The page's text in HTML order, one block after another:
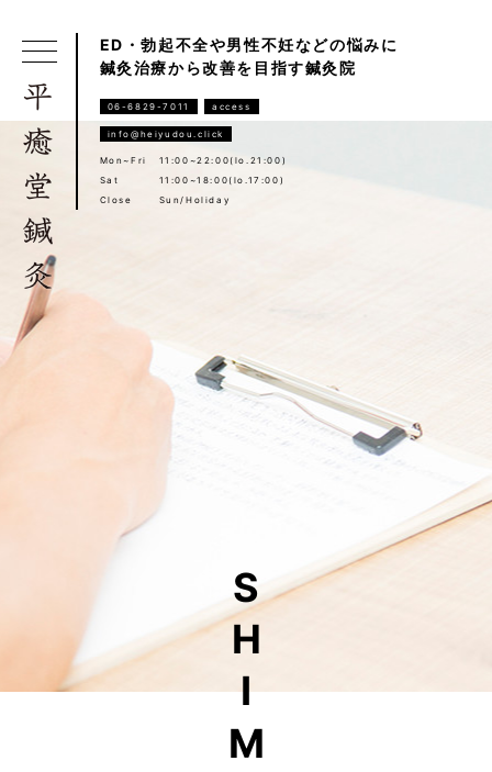
ED・勃起不全や男性不妊などの悩みに
鍼灸治療から改善を目指す鍼灸院
06-6829-7011 access
info@heiyudou.click
Mon~Fri
11:00~22:00(lo.21:00)
Sat
11:00~18:00(lo.17:00)
Close
Sun/Holiday
SHIM